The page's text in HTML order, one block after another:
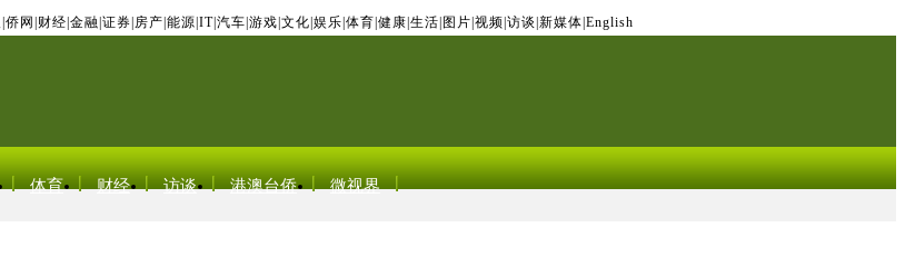
侨网 财经 金融 证券 房产 能源 IT| 汽车 游戏 文化 娱乐 体育 健康 生活 图片 视频 访谈 新媒体 English
体育 财经 访谈 港澳台侨 微视界